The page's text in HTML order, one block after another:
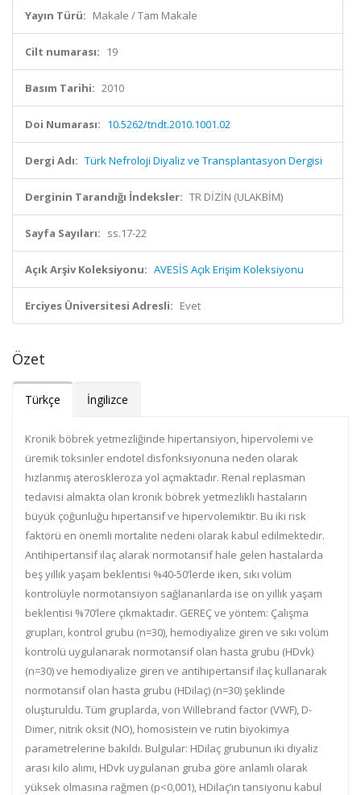
Yayın Türü: Makale / Tam Makale
Cilt numarası: 19
Basım Tarihi: 2010
Doi Numarası: 10.5262/tndt.2010.1001.02
Dergi Adı: Türk Nefroloji Diyaliz ve Transplantasyon Dergisi
Derginin Tarandığı İndeksler: TR DİZİN (ULAKBİM)
Sayfa Sayıları: ss.17-22
Açık Arşiv Koleksiyonu: AVESİS Açık Erişim Koleksiyonu
Erciyes Üniversitesi Adresli: Evet
Özet
Türkçe İngilizce
Kronik böbrek yetmezliğinde hipertansiyon, hipervolemi ve
üremik toksinler endotel disfonksiyonuna neden olarak
hızlanmış ateroskleroza yol açmaktadır. Renal replasman
tedavisi almakta olan kronik böbrek yetmezlikli hastaların
büyük çoğunluğu hipertansif ve hipervolemiktir. Bu iki risk
faktörü en önemli mortalite nedeni olarak kabul edilmektedir.
Antihipertansif ilaç alarak normotansif hale gelen hastalarda
beş yıllık yaşam beklentisi %40-50’lerde iken, sıkı volüm
kontrolüyle normotansiyon sağlananlarda ise on yıllık yaşam
beklentisi %70’lere çıkmaktadır. GEREÇ ve yöntem: Çalışma
grupları, kontrol grubu (n=30), hemodiyalize giren ve sıkı volüm
kontrolü uygulanarak normotansif olan hasta grubu (HDvk)
(n=30) ve hemodiyalize giren ve antihipertansif ilaç kullanarak
normotansif olan hasta grubu (HDilaç) (n=30) şeklinde
oluşturuldu. Tüm gruplarda, von Willebrand factor (VWF), D-
Dimer, nitrik oksit (NO), homosistein ve rutin biyokimya
parametrelerine bakıldı. Bulgular: HDilaç grubunun iki diyaliz
arası kilo alımı, HDvk uygulanan gruba göre anlamlı olarak
yüksek olmasına rağmen (p<0,001), HDilaç’ın tansiyonu kabul